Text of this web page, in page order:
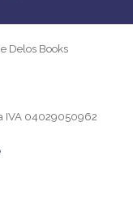
Delos Books
IVA 04029050962